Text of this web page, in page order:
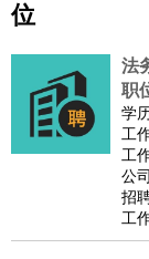
位
法
职
学
工
工
公
招
工